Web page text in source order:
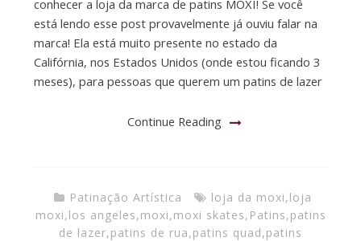
conhecer a loja da marca de patins MOXI! Se você
está lendo esse post provavelmente já ouviu falar na
marca! Ela está muito presente no estado da
Califórnia, nos Estados Unidos (onde estou ficando 3
meses), para pessoas que querem um patins de lazer
Continue Reading
Patinação Artística loja da moxi,loja
moxi,los angeles,moxi,moxi skates, Patins,patins
de lazer,patins de rua,patins quad,patins